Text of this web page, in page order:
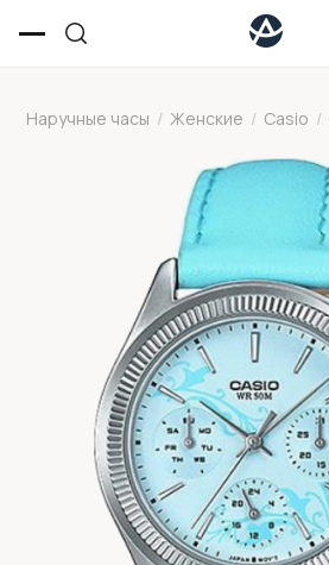
Наручные часы / Женские / Casio /